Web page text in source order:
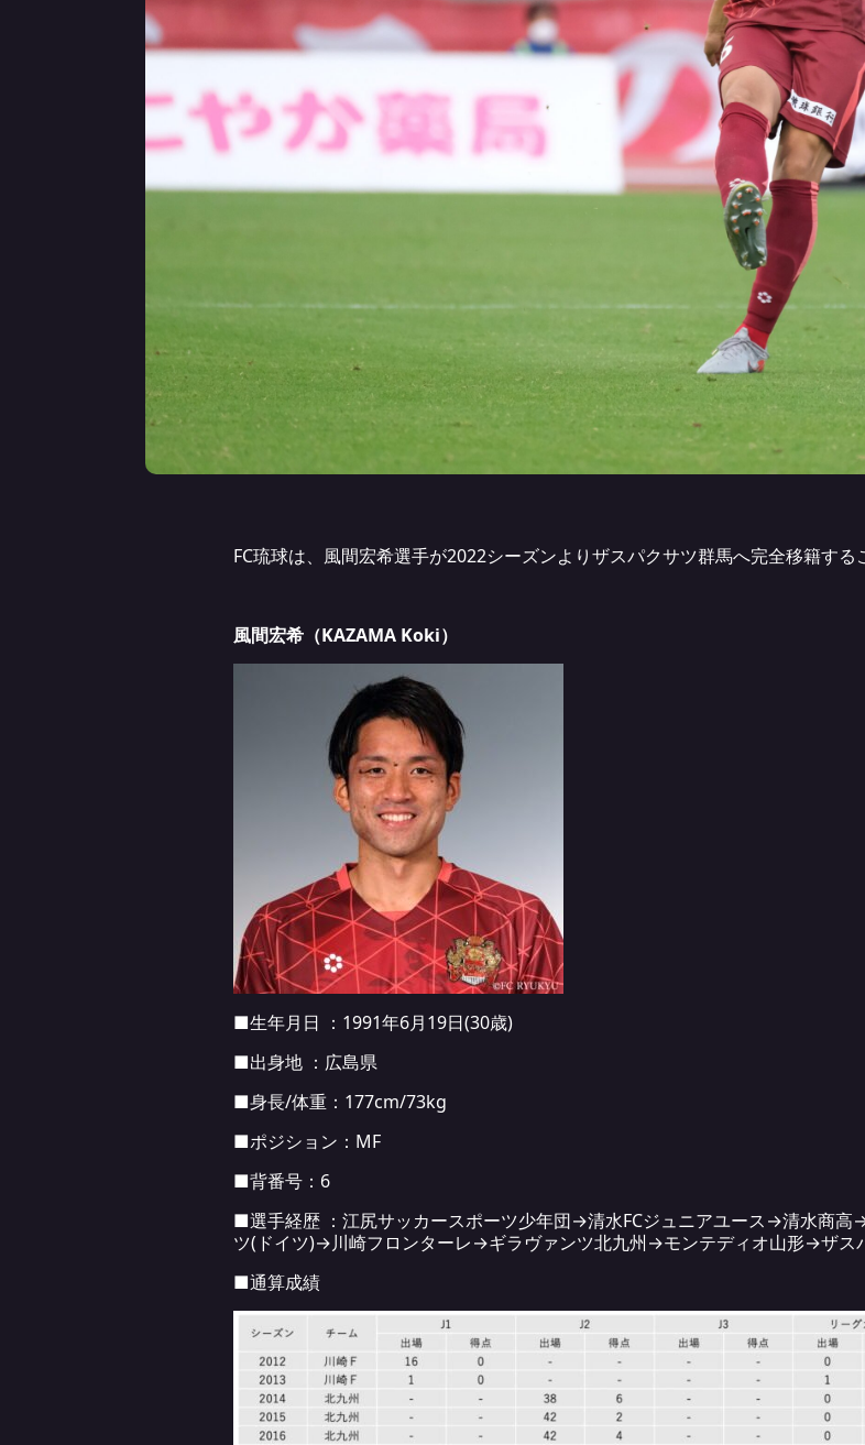
FC琉球は、風間宏希選手が2022シーズンよりザスパクサツ群馬へ完全移籍する
風間宏希（KAZAMA Koki）
■生年月日 ：1991年6月19日(30歳)
■出身地 ：広島県
■身長/体重：177cm/73kg
■ポジション：MF
■背番号：6
■選手経歴 ：江尻サッカースポーツ少年団→清水FCジュニアユース→清水商
ツ(ドイツ)→川崎フロンターレ→ギラヴァンツ北九州→モンテディオ山形→ザス
■通算成績